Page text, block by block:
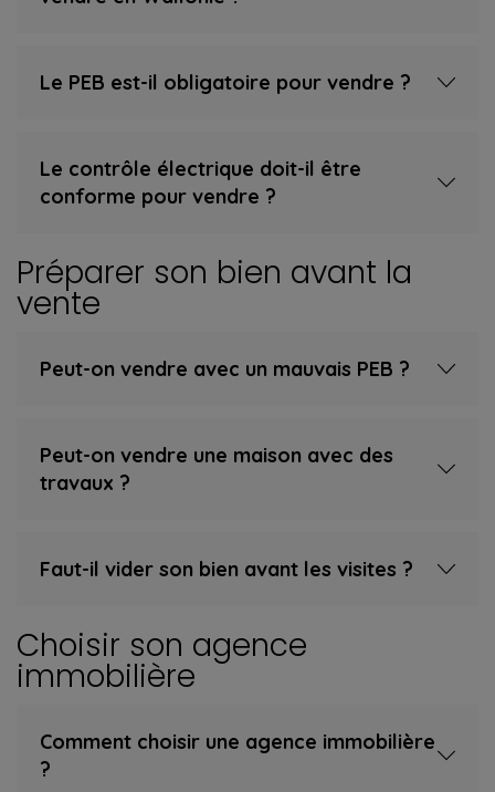
Le PEB est-il obligatoire pour vendre ?
Le contrôle électrique doit-il être
conforme pour vendre ?
Préparer son bien avant la
vente
Peut-on vendre avec un mauvais PEB ?
Peut-on vendre une maison avec des
travaux ?
Faut-il vider son bien avant les visites ?
Choisir son agence
immobilière
Comment choisir une agence immobilière
?